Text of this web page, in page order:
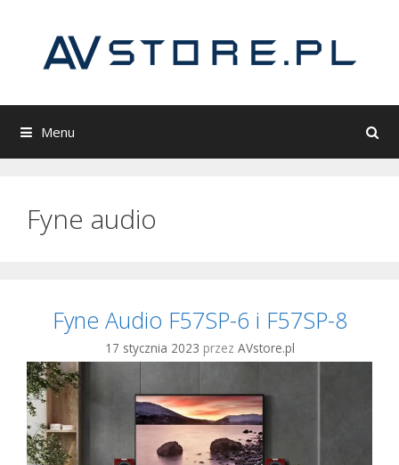
Menu
Fyne audio
Fyne Audio F57SP-6 i F57SP-8
17 stycznia 2023 przez AVstore.pl